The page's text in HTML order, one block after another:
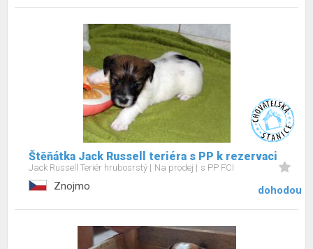
Štěňátka Jack Russell teriéra s PP k rezervaci
Jack Russell Teriér hrubosrstý Na prodej s PP FCI
Znojmo dohodou